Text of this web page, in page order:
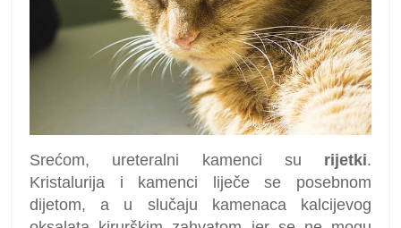
Srećom, ureteralni kamenci su rijetki.
Kristalurija i kamenci liječe se posebnom
dijetom, a u slučaju kamenaca kalcijevog